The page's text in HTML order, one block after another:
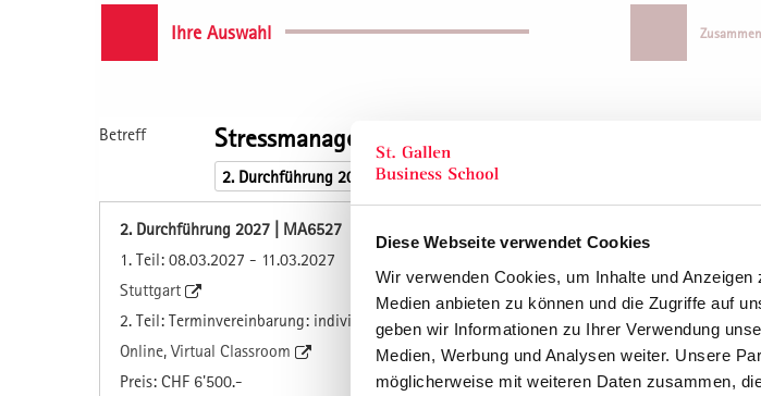
Diese Webseite verwendet Cookies
Wir verwenden Cookies, um Inhalte und
Medien anbieten zu können und die Zugriffe auf
geben wir Informationen zu Ihrer Verwendung
Medien, Werbung und Analysen weiter. Unsere
möglicherweise mit weiteren Daten zusammen,
Ihre Auswahl
Betreff Stressmanagement, Resilienz und Leadership
2. Durchführung 2027 | MA6527
1. Teil: 08.03.2027 - 11.03.2027
Stuttgart
2. Teil: Terminvereinbarung: individuell
Online, Virtual Classroom
Preis: CHF 6'500.-